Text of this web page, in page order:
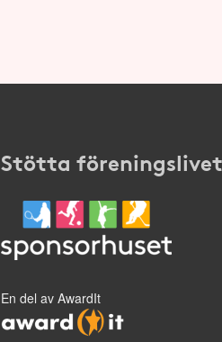
Stötta föreningslivet
En del av AwardIt